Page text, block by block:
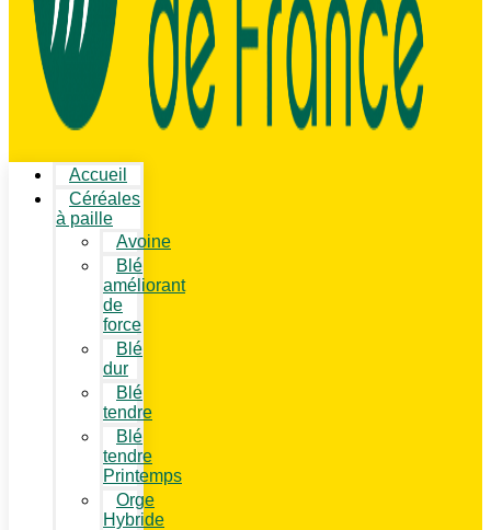
Accueil
Céréales
à paille
Avoine
Blé
améliorant
de
force
Blé
dur
Blé
tendre
Blé
tendre
Printemps
Orge
Hybride